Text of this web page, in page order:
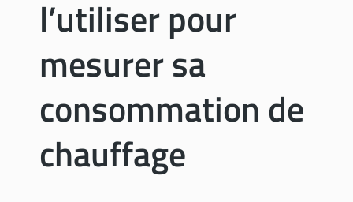
a
d
e
b
r
c
l’utiliser pour
mesurer sa
consommation de
chauffage